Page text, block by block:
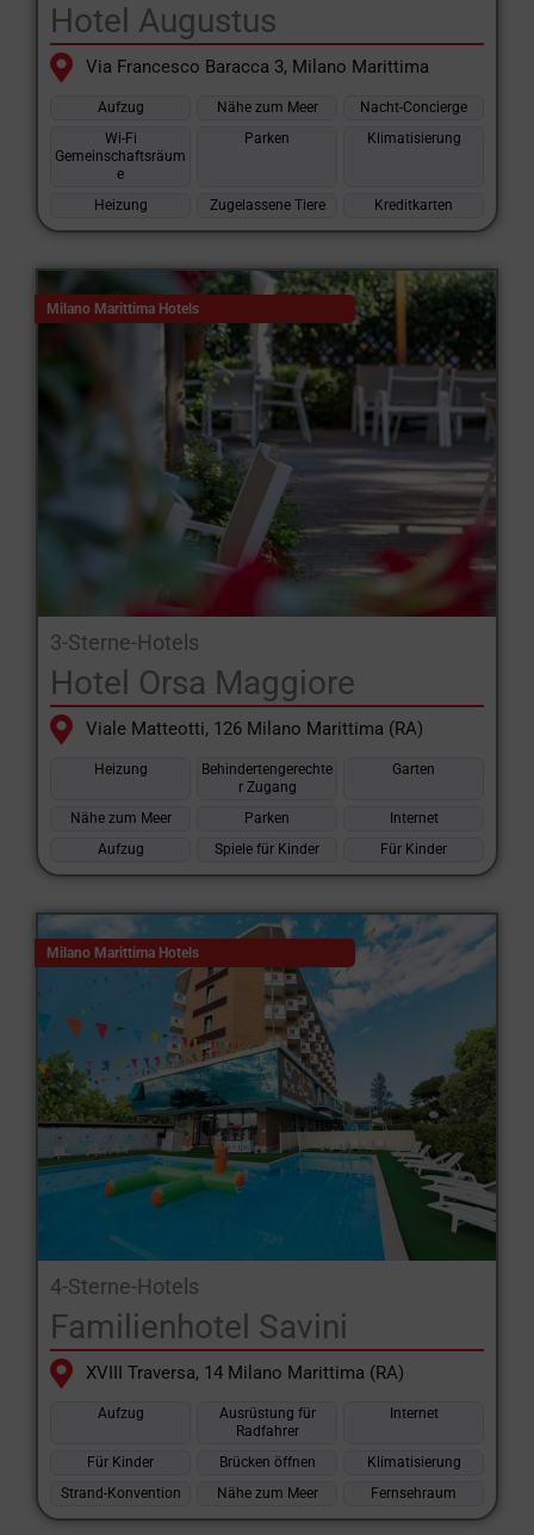
Hotel Augustus
Via Francesco Baracca 3, Milano Marittima
Aufzug Nähe zum Meer
Nacht-Concierge
Wi-Fi
Gemeinschaftsräum
e
Parken Klimatisierung
Heizung Zugelassene Tiere Kreditkarten
Milano Marittima Hotels
3-Sterne-Hotels
Hotel Orsa Maggiore
Viale Matteotti, 126 Milano Marittima (RA)
Heizung
Behindertengerechte
r Zugang
Garten
Nähe zum Meer Parken
Internet
Aufzug
Spiele für Kinder Für Kinder
Milano Marittima Hotels
4-Sterne-Hotels
Familienhotel Savini
XVIII Traversa, 14 Milano Marittima (RA)
Aufzug
Ausrüstung für
Radfahrer
Internet
Für Kinder Brücken öffnen
Klimatisierung
Strand-Konvention
Nähe zum Meer Fernsehraum